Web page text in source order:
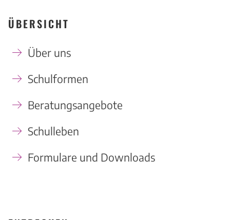
ÜBERSICHT
Über uns
Schulformen
Beratungsangebote
Schulleben
Formulare und Downloads